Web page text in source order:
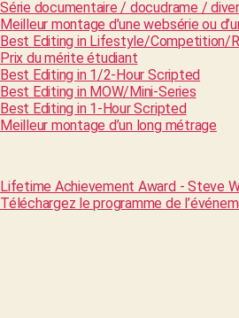
Série documentaire / docudrame /
Meilleur montage d’une websérie ou
Best Editing in Lifestyle/Competition/
Prix du mérite étudiant
Best Editing in 1/2-Hour Scripted
Best Editing in MOW/Mini-Series
Best Editing in 1-Hour Scripted
Meilleur montage d’un long métrage
Lifetime Achievement Award - Steve
Téléchargez le programme de